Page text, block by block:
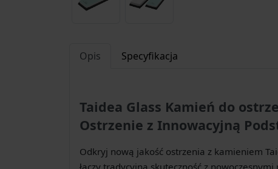
Opis Specyfikacja
Taidea Glass Kamień do
Ostrzenie z Innowacyjną
Odkryj nową jakość ostrzenia z kamieniem